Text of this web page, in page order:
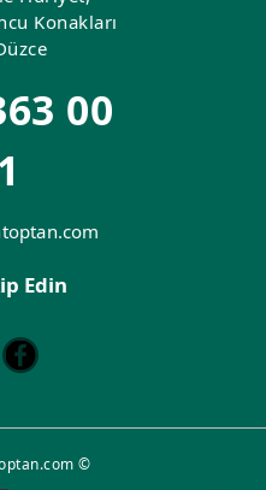
Konakları
00
Edin
©